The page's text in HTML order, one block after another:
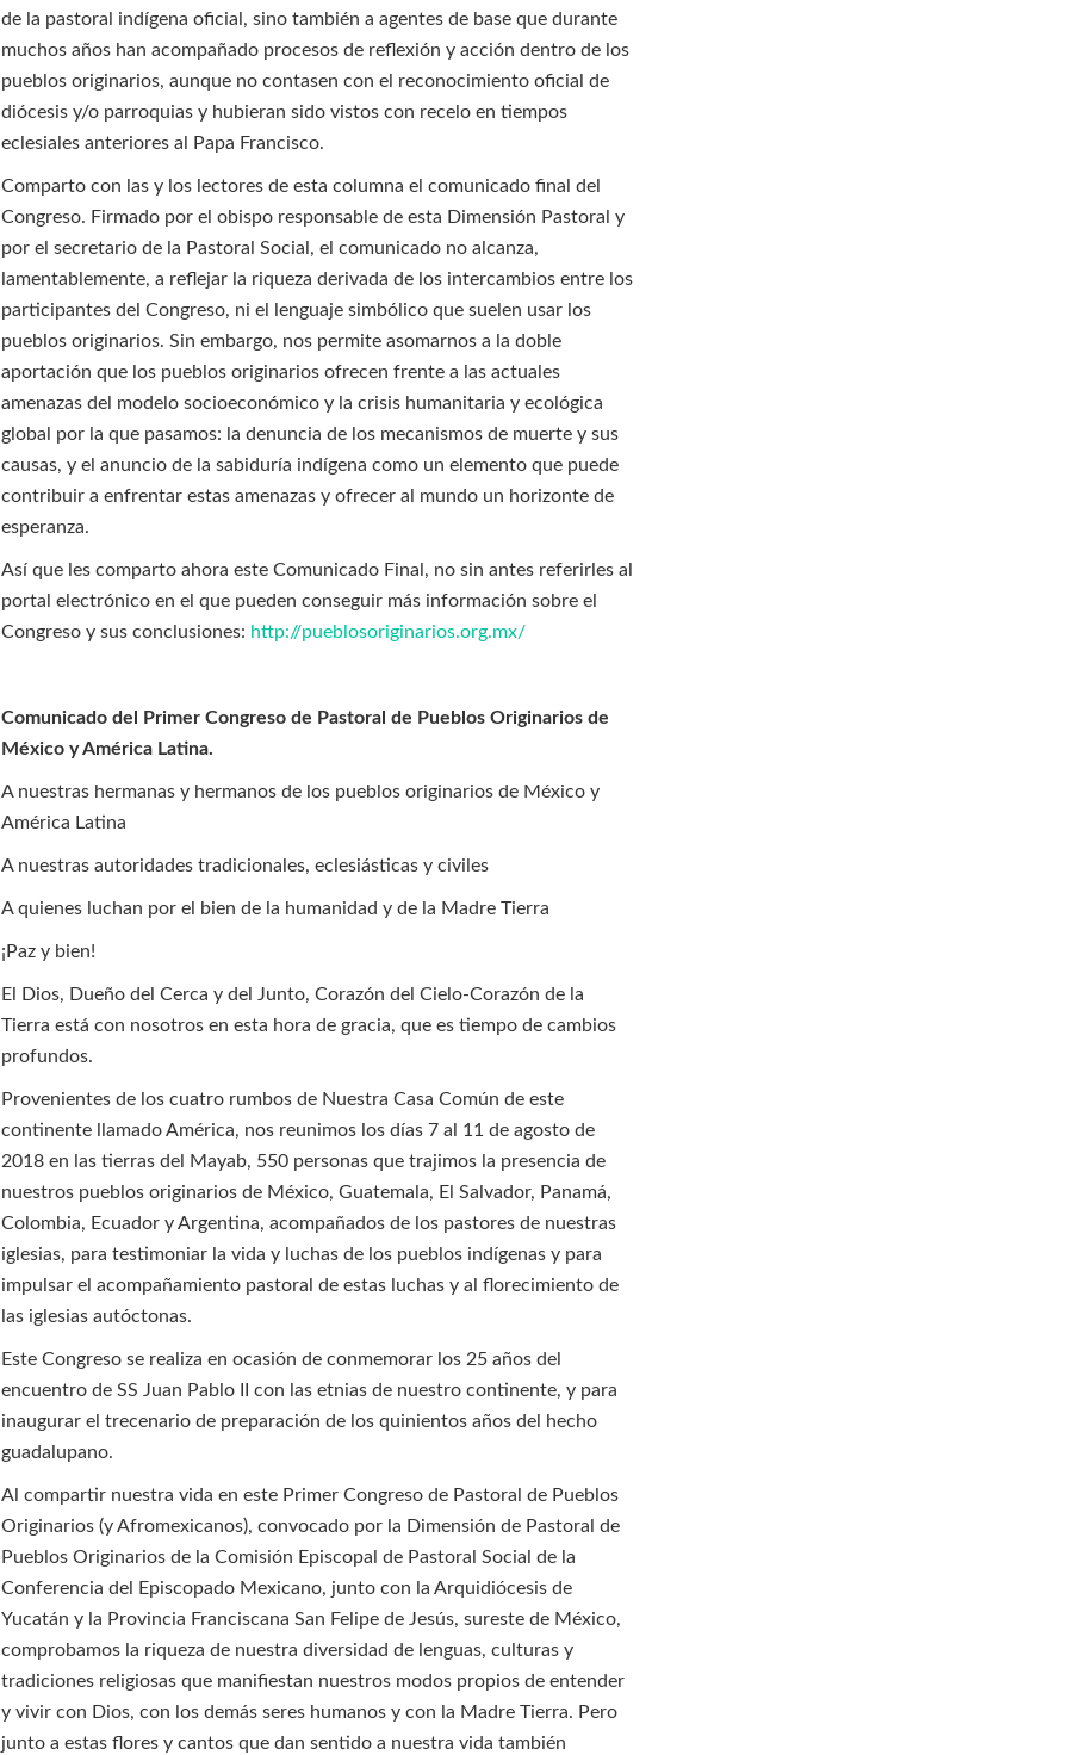
de la pastoral indígena oficial, sino también a agentes de base que durante
muchos años han acompañado procesos de reflexión y acción dentro de los
pueblos originarios, aunque no contasen con el reconocimiento oficial de
diócesis y/o parroquias y hubieran sido vistos con recelo en tiempos
eclesiales anteriores al Papa Francisco.
Comparto con las y los lectores de esta columna el comunicado final del
Congreso. Firmado por el obispo responsable de esta Dimensión Pastoral y
por el secretario de la Pastoral Social, el comunicado no alcanza,
lamentablemente, a reflejar la riqueza derivada de los intercambios entre los
participantes del Congreso, ni el lenguaje simbólico que suelen usar los
pueblos originarios. Sin embargo, nos permite asomarnos a la doble
aportación que los pueblos originarios ofrecen frente a las actuales
amenazas del modelo socioeconómico y la crisis humanitaria y ecológica
global por la que pasamos: la denuncia de los mecanismos de muerte y sus
causas, y el anuncio de la sabiduría indígena como un elemento que puede
contribuir a enfrentar estas amenazas y ofrecer al mundo un horizonte de
esperanza.
Así que les comparto ahora este Comunicado Final, no sin antes referirles al
portal electrónico en el que pueden conseguir más información sobre el
Congreso y sus conclusiones: http://pueblosoriginarios.org.mx/
Comunicado del Primer Congreso de Pastoral de Pueblos Originarios de
México y América Latina.
A nuestras hermanas y hermanos de los pueblos originarios de México y
América Latina
A nuestras autoridades tradicionales, eclesiásticas y civiles
A quienes luchan por el bien de la humanidad y de la Madre Tierra
¡Paz y bien!
El Dios, Dueño del Cerca y del Junto, Corazón del Cielo-Corazón de la
Tierra está con nosotros en esta hora de gracia, que es tiempo de cambios
profundos.
Provenientes de los cuatro rumbos de Nuestra Casa Común de este
continente llamado América, nos reunimos los días 7 al 11 de agosto de
2018 en las tierras del Mayab, 550 personas que trajimos la presencia de
nuestros pueblos originarios de México, Guatemala, El Salvador, Panamá,
Colombia, Ecuador y Argentina, acompañados de los pastores de nuestras
iglesias, para testimoniar la vida y luchas de los pueblos indígenas y para
impulsar el acompañamiento pastoral de estas luchas y al florecimiento de
las iglesias autóctonas.
Este Congreso se realiza en ocasión de conmemorar los 25 años del
encuentro de SS Juan Pablo II con las etnias de nuestro continente, y para
inaugurar el trecenario de preparación de los quinientos años del hecho
guadalupano.
Al compartir nuestra vida en este Primer Congreso de Pastoral de Pueblos
Originarios (y Afromexicanos), convocado por la Dimensión de Pastoral de
Pueblos Originarios de la Comisión Episcopal de Pastoral Social de la
Conferencia del Episcopado Mexicano, junto con la Arquidiócesis de
Yucatán y la Provincia Franciscana San Felipe de Jesús, sureste de México,
comprobamos la riqueza de nuestra diversidad de lenguas, culturas y
tradiciones religiosas que manifiestan nuestros modos propios de entender
y vivir con Dios, con los demás seres humanos y con la Madre Tierra. Pero
junto a estas flores y cantos que dan sentido a nuestra vida también